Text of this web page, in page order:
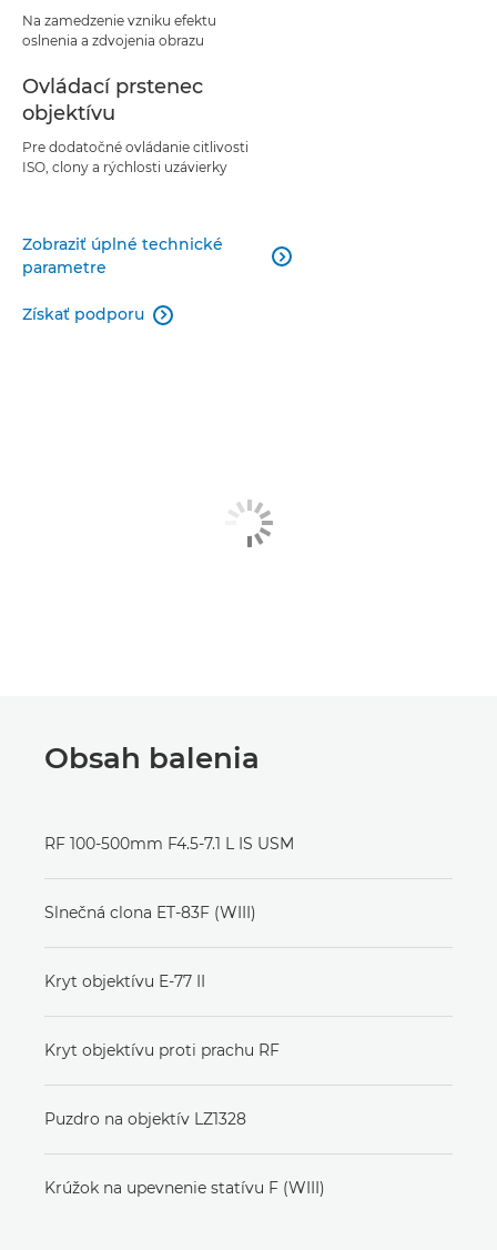
Na zamedzenie vzniku efektu
oslnenia a zdvojenia obrazu
Ovládací prstenec
objektívu
Pre dodatočné ovládanie citlivosti
ISO, clony a rýchlosti uzávierky
Zobraziť úplné technické
parametre

Získať podporu 
Obsah balenia
RF 100-500mm F4.5-7.1 L IS USM
Slnečná clona ET-83F (WIII)
Kryt objektívu E-77 II
Kryt objektívu proti prachu RF
Puzdro na objektív LZ1328
Krúžok na upevnenie statívu F (WIII)